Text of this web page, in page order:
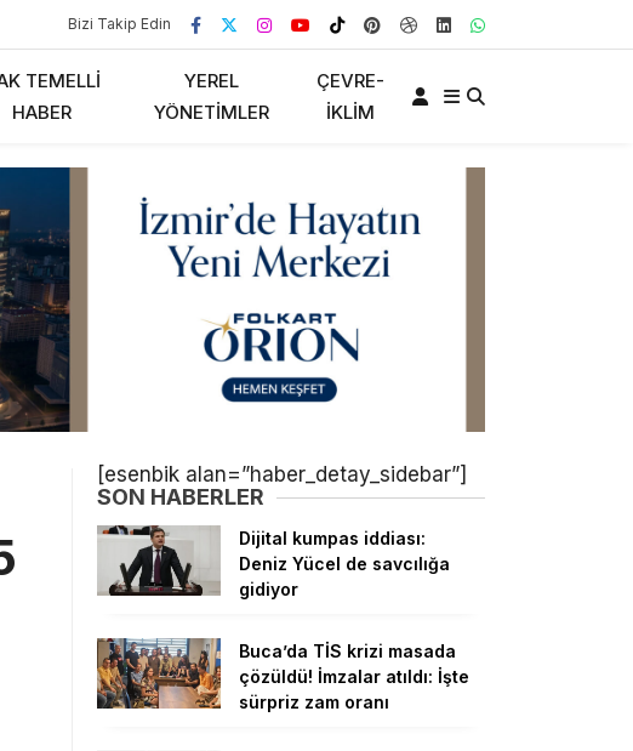
Bizi Takip Edin
TEMELLI
HABER
YEREL
YÖNETIMLER
ÇEVRE-
İKLIM
[esenbik alan=”haber_detay_sidebar”]
SON HABERLER
Dijital kumpas iddiası:
Deniz Yücel de savcılığa
gidiyor
Buca’da TİS krizi masada
çözüldü! İmzalar atıldı: İşte
sürpriz zam oranı